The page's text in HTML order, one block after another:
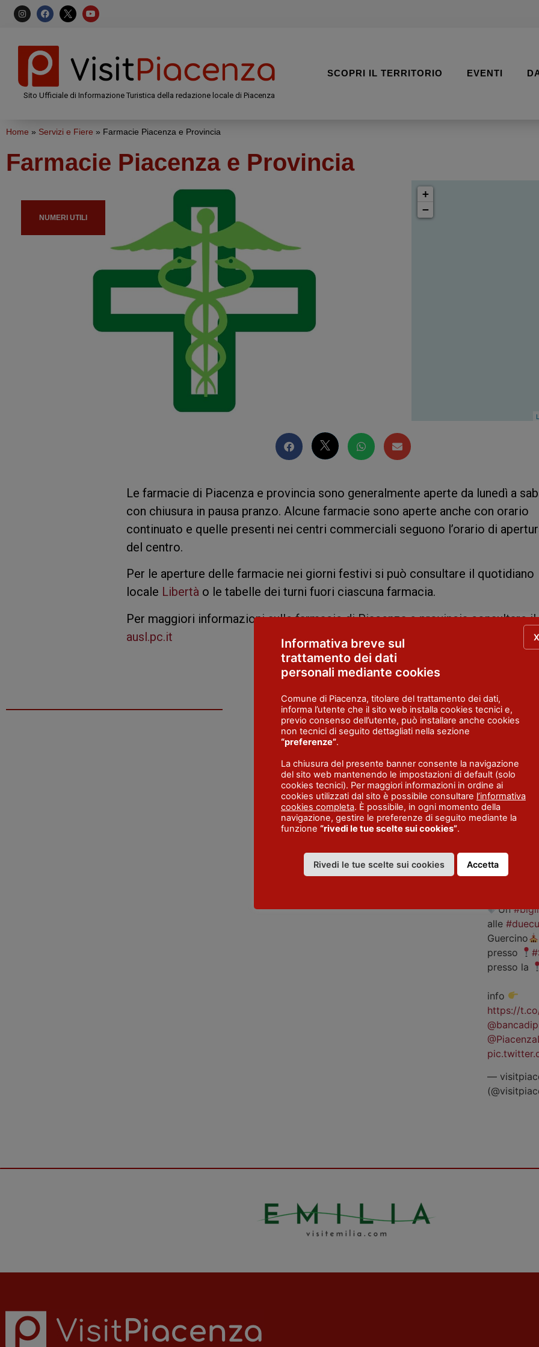
Sito Ufficiale di Informazione Turistica della redazione locale di Piacenza
SCOPRI IL TERRITORIO EVENTI
Home » Servizi e Fiere » Farmacie Piacenza e Provincia
Farmacie Piacenza e Provincia
NUMERI UTILI
+
−
Le farmacie di Piacenza e provincia sono generalmente aperte da lunedì a
con chiusura in pausa pranzo. Alcune farmacie sono aperte anche con orario
continuato e quelle presenti nei centri commerciali seguono l’orario di
del centro.
Per le aperture delle farmacie nei giorni festivi si può consultare il quotidiano
locale Libertà o le tabelle dei turni fuori ciascuna farmacia.
Per maggiori informazioni sulle farmacie di Piacenza e provincia consultare
ausl.pc.it
VISITPIACENZA
A#Piacenza
occasione
Un
alle
Guercino
presso
presso la
info
https://
—
Informativa breve sul
trattamento dei dati
personali mediante cookies
Comune di Piacenza, titolare del trattamento dei dati,
informa l’utente che il sito web installa cookies tecnici e,
previo consenso dell’utente, può installare anche cookies
non tecnici di seguito dettagliati nella sezione
“preferenze”.
La chiusura del presente banner consente la navigazione
del sito web mantenendo le impostazioni di default (solo
cookies tecnici). Per maggiori informazioni in ordine ai
cookies utilizzati dal sito è possibile consultare l’informativa
cookies completa. È possibile, in ogni momento della
navigazione, gestire le preferenze di seguito mediante la
funzione “rivedi le tue scelte sui cookies”.
Rivedi le tue scelte sui cookies Accetta
X